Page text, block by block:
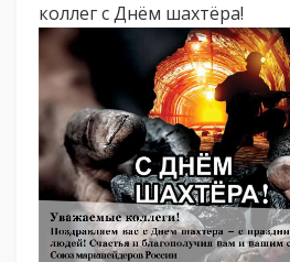
коллег с Днём шахтёра!